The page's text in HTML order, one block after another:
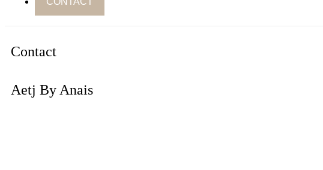
Contact
Aetj By Anais